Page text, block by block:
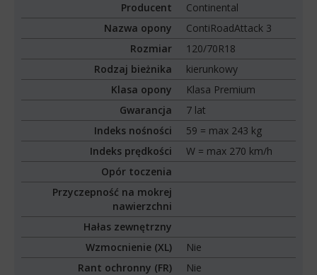
Producent
Continental
Nazwa opony
ContiRoadAttack 3
Rozmiar
120/70R18
Rodzaj bieżnika
kierunkowy
Klasa opony
Klasa Premium
Gwarancja
7 lat
Indeks nośności
59 = max 243 kg
Indeks prędkości
W = max 270 km/h
Opór toczenia
Przyczepność na mokrej
nawierzchni
Hałas zewnętrzny
Wzmocnienie (XL)
Nie
Rant ochronny (FR)
Nie